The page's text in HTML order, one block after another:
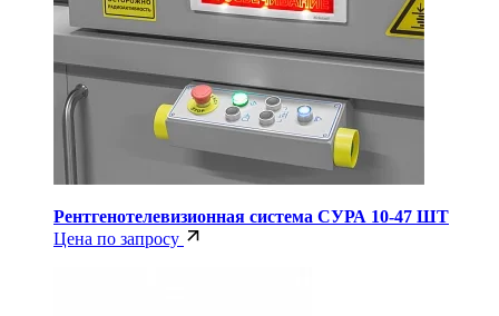
Рентгенотелевизионная система СУРА 10-47 ШТ
Цена по запросу